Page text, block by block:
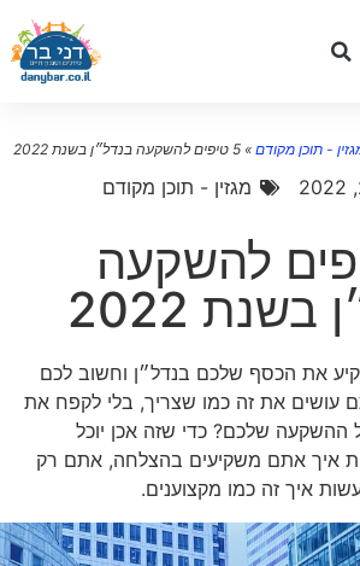
- תוכן מקודם»5 טיפים להשקעה בנדל״ן בשנת 2022
מגזין - תוכן מקודם
להשקעה
2022
את הכסף שלכם בנדל״ן וחשוב לכם
את זה כמו שצריך, בלי לקפח את
שלכם? כדי שזה אכן יוכל
איך אתם משקיעים בהצלחה, אתם רק
איך זה כמו מקצוענים.